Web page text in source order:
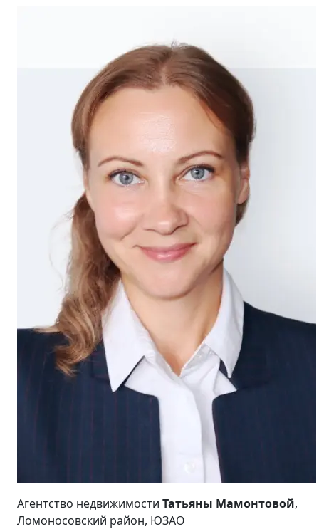
Агентство недвижимости Татьяны Мамонтовой,
Ломоносовский район, ЮЗАО